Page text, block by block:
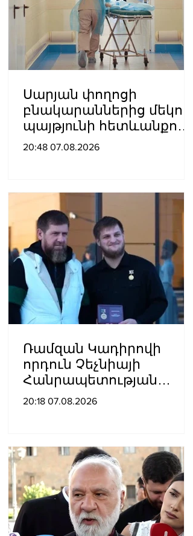
Սարյան փողոցի
բնակարաններից մեկում
պայթյnւնի հետևանքով
55-ամյա տղամարդը
հիվանդանոց
20:48 07.08.2026
Ռամզան Կադիրովի
որդուն Չեչնիայի
Հանրապետության
հերոսի կոչում են
20:18 07.08.2026